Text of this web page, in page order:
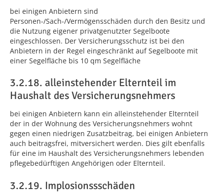
bei einigen Anbietern sind
Personen-/Sach-/Vermögensschäden durch den Besitz und
die Nutzung eigener privatgenutzter Segelboote
eingeschlossen. Der Versicherungsschutz ist bei den
Anbietern in der Regel eingeschränkt auf Segelboote mit
einer Segelfläche bis 10 qm Segelfläche
3.2.18. alleinstehender Elternteil im
Haushalt des Versicherungsnehmers
bei einigen Anbietern kann ein alleinstehender Elternteil
der in der Wohnung des Versicherungsnehmers wohnt
gegen einen niedrigen Zusatzbeitrag, bei einigen Anbietern
auch beitragsfrei, mitversichert werden. Dies gilt ebenfalls
für eine im Haushalt des Versicherungsnehmers lebenden
pflegebedürftigen Angehörigen oder Elternteil.
3.2.19. Implosionssschäden